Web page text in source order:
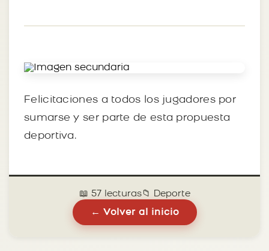
Felicitaciones a todos los jugadores por
sumarse y ser parte de esta propuesta
deportiva.
📖 57 lecturas📁 Deporte
← Volver al inicio